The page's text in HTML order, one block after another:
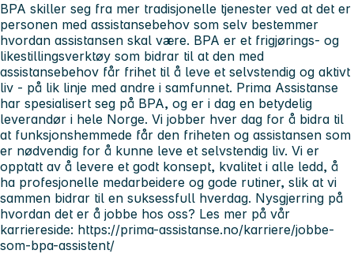
BPA skiller seg fra mer tradisjonelle tjenester ved at det er
personen med assistansebehov som selv bestemmer
hvordan assistansen skal være. BPA er et frigjørings- og
likestillingsverktøy som bidrar til at den med
assistansebehov får frihet til å leve et selvstendig og aktivt
liv - på lik linje med andre i samfunnet. Prima Assistanse
har spesialisert seg på BPA, og er i dag en betydelig
leverandør i hele Norge. Vi jobber hver dag for å bidra til
at funksjonshemmede får den friheten og assistansen som
er nødvendig for å kunne leve et selvstendig liv. Vi er
opptatt av å levere et godt konsept, kvalitet i alle ledd, å
ha profesjonelle medarbeidere og gode rutiner, slik at vi
sammen bidrar til en suksessfull hverdag. Nysgjerring på
hvordan det er å jobbe hos oss? Les mer på vår
karriereside: https://prima-assistanse.no/karriere/jobbe-
som-bpa-assistent/